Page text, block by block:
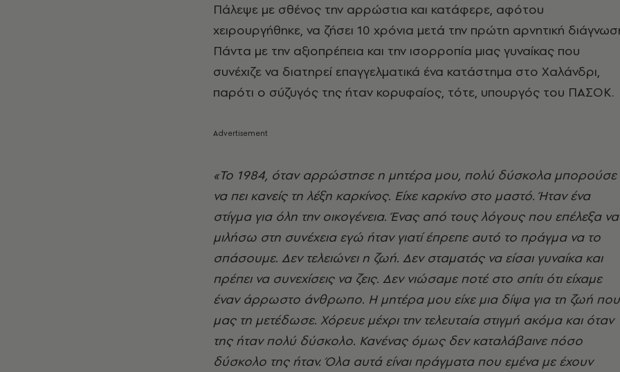
Πάλεψε με σθένος την αρρώστια και κατάφερε, αφότου
χειρουργήθηκε, να ζήσει 10 χρόνια μετά την πρώτη αρνητική
Πάντα με την αξιοπρέπεια και την ισορροπία μιας γυναίκας που
συνέχιζε να διατηρεί επαγγελματικά ένα κατάστημα στο Χαλάνδρι,
παρότι ο σύζυγός της ήταν κορυφαίος, τότε, υπουργός του ΠΑΣΟΚ.
«Το 1984, όταν αρρώστησε η μητέρα μου, πολύ δύσκολα μπορούσε
να πει κανείς τη λέξη καρκίνος. Είχε καρκίνο στο μαστό. Ήταν ένα
στίγμα για όλη την οικογένεια. Ένας από τους λόγους που επέλεξα να
μιλήσω στη συνέχεια εγώ ήταν γιατί έπρεπε αυτό το πράγμα να το
σπάσουμε. Δεν τελειώνει η ζωή. Δεν σταματάς να είσαι γυναίκα και
πρέπει να συνεχίσεις να ζεις. Δεν νιώσαμε ποτέ στο σπίτι ότι είχαμε
έναν άρρωστο άνθρωπο. Η μητέρα μου είχε μια δίψα για τη ζωή που
μας τη μετέδωσε. Χόρευε μέχρι την τελευταία στιγμή ακόμα και όταν
της ήταν πολύ δύσκολο. Κανένας όμως δεν καταλάβαινε πόσο
δύσκολο της ήταν. Όλα αυτά είναι πράγματα που εμένα με έχουν